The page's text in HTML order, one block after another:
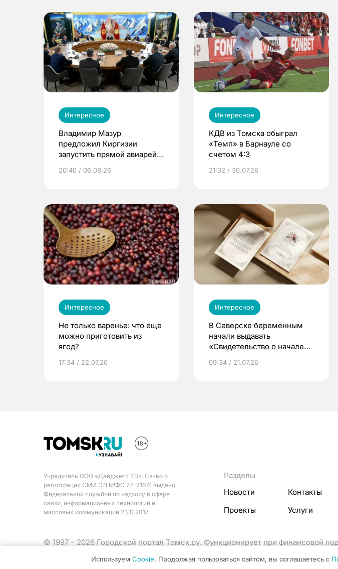
Интересное
Владимир Мазур
предложил Киргизии
запустить прямой авиарейс
20:40 / 06.08.26
Интересное
КДВ из Томска обыграл
«Темп» в Барнауле со
счетом 4:3
21:32 / 30.07.26
Интересное
Не только варенье: что еще
можно приготовить из
ягод?
17:34 / 22.07.26
Интересное
В Северске беременным
начали выдавать
«Свидетельство о начале
09:34 / 21.07.26
Учредитель ООО «Дайджест ТВ». Св-во о
регистрации СМИ ЭЛ №ФС 77-71671 выдано
Федеральной службой по надзору в сфере
связи, информационных технологий и
массовых коммуникаций 23.11.2017
Разделы
Новости
Контакты
Проекты
Услуги
© 1997 – 2026 Городской портал Томск.ру. Функционирует при финансовой
Используем Cookie. Продолжая пользоваться сайтом, вы соглашаетесь с